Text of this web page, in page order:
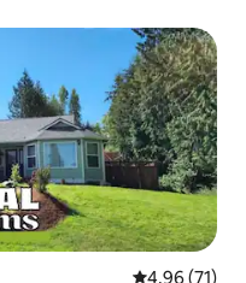
4,96 av 5 i
4,96 (71)